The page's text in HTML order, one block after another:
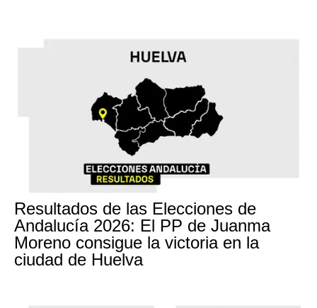
Resultados de las Elecciones de
Andalucía 2026: El PP de Juanma
Moreno consigue la victoria en la
ciudad de Huelva